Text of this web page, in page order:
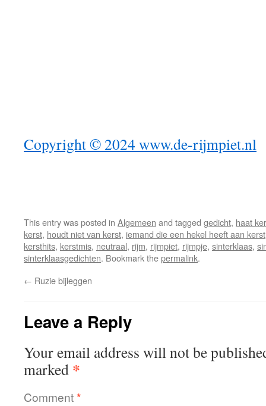
Copyright © 2024 www.de-rijmpiet.nl
This entry was posted in Algemeen and tagged gedicht, haat
kerst, houdt niet van kerst, iemand die een hekel heeft aan kerst
kersthits, kerstmis, neutraal, rijm, rijmpiet, rijmpje, sinterklaas,
sinterklaasgedichten. Bookmark thepermalink.
← Ruzie bijleggen
Leave a Reply
Your email address will not be
marked *
Comment*